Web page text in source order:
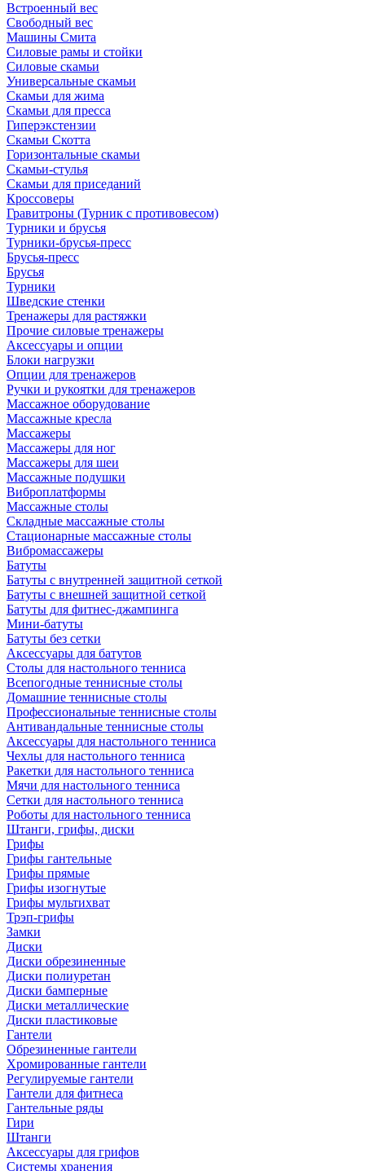
Встроенный вес
Свободный вес
Машины Смита
Силовые рамы и стойки
Силовые скамьи
Универсальные скамьи
Скамьи для жима
Скамьи для пресса
Гиперэкстензии
Скамьи Скотта
Горизонтальные скамьи
Скамьи-стулья
Скамьи для приседаний
Кроссоверы
Гравитроны (Турник с противовесом)
Турники и брусья
Турники-брусья-пресс
Брусья-пресс
Брусья
Турники
Шведские стенки
Тренажеры для растяжки
Прочие силовые тренажеры
Аксессуары и опции
Блоки нагрузки
Опции для тренажеров
Ручки и рукоятки для тренажеров
Массажное оборудование
Массажные кресла
Массажеры
Массажеры для ног
Массажеры для шеи
Массажные подушки
Виброплатформы
Массажные столы
Складные массажные столы
Стационарные массажные столы
Вибромассажеры
Батуты
Батуты с внутренней защитной сеткой
Батуты с внешней защитной сеткой
Батуты для фитнес-джампинга
Мини-батуты
Батуты без сетки
Аксессуары для батутов
Столы для настольного тенниса
Всепогодные теннисные столы
Домашние теннисные столы
Профессиональные теннисные столы
Антивандальные теннисные столы
Аксессуары для настольного тенниса
Чехлы для настольного тенниса
Ракетки для настольного тенниса
Мячи для настольного тенниса
Сетки для настольного тенниса
Роботы для настольного тенниса
Штанги, грифы, диски
Грифы
Грифы гантельные
Грифы прямые
Грифы изогнутые
Грифы мультихват
Трэп-грифы
Замки
Диски
Диски обрезиненные
Диски полиуретан
Диски бамперные
Диски металлические
Диски пластиковые
Гантели
Обрезиненные гантели
Хромированные гантели
Регулируемые гантели
Гантели для фитнеса
Гантельные ряды
Гири
Штанги
Аксессуары для грифов
Системы хранения